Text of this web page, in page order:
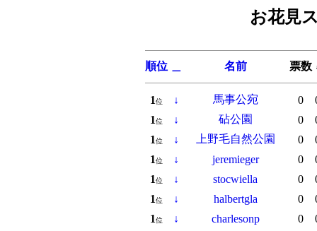
お花見
順位 名前 票数
1位 ↓ 馬事公宛 0
1位 ↓ 砧公園 0
1位 ↓ 上野毛自然公園 0
1位 ↓ jeremieger 0
1位 ↓ stocwiella 0
1位 ↓ halbertgla 0
1位 ↓ charlesonp 0